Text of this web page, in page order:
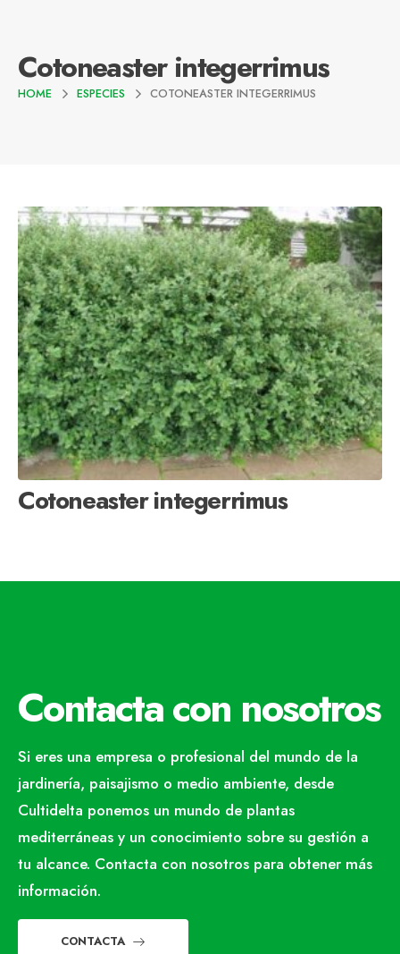
Cotoneaster integerrimus
HOME ESPECIES COTONEASTER INTEGERRIMUS
Cotoneaster integerrimus
Contacta con nosotros
Si eres una empresa o profesional del mundo de la
jardinería, paisajismo o medio ambiente, desde
Cultidelta ponemos un mundo de plantas
mediterráneas y un conocimiento sobre su gestión a
tu alcance. Contacta con nosotros para obtener más
información.
CONTACTA